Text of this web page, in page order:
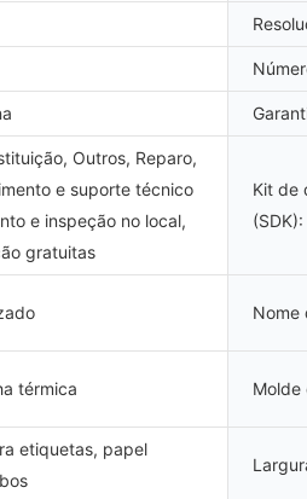
Outros, Reparo,
e suporte técnico
e inspeção no local,
gratuitas
Kit de
(SDK):
Nome
térmica Molde
etiquetas, papel